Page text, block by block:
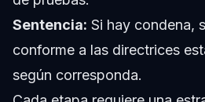
Sentencia: Si hay condena,
conforme a las directrices
según corresponda.